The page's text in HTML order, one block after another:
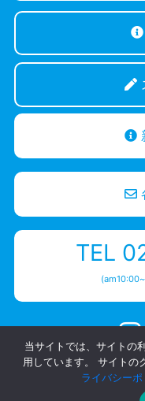
TEL
Copyright ハヤシワックス | スキ
当サイトでは、サイトの
用しています。 サイトの
ライバシーポ